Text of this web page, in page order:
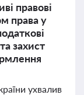
правові
права у
захист
ухвалив